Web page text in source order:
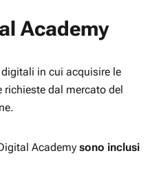
Academy
in cui acquisire le
dal mercato del
Academy sono inclusi